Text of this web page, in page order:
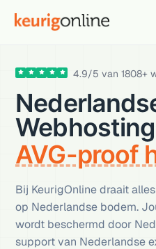
Hosting
Hosting & servers
Domeinnaam
Registreer je domein
Support & kennisbank
Ontdek
Blog & tools
4.9/5 van1808+
Webhosting
AVG-proof
Bij KeurigOnline draait
op Nederlandse bodem.
wordt beschermd door
support van Nederlandse